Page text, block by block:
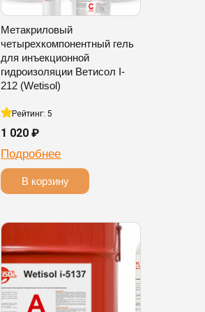
Метакриловый
четырехкомпонентный гель
для инъекционной
гидроизоляции Ветисол I-
212 (Wetisol)
Рейтинг: 5
1 020 ₽
Подробнее
В корзину